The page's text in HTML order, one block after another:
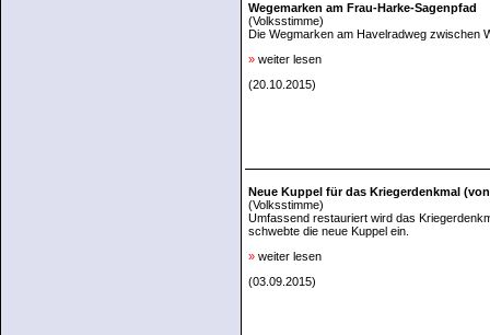
Wegemarken am Frau-Harke-Sagenpfad
(Volksstimme)
Die Wegmarken am Havelradweg zwischen
» weiter lesen
(20.10.2015)
Neue Kuppel für das Kriegerdenkmal
(Volksstimme)
Umfassend restauriert wird das
schwebte die neue Kuppel ein.
» weiter lesen
(03.09.2015)